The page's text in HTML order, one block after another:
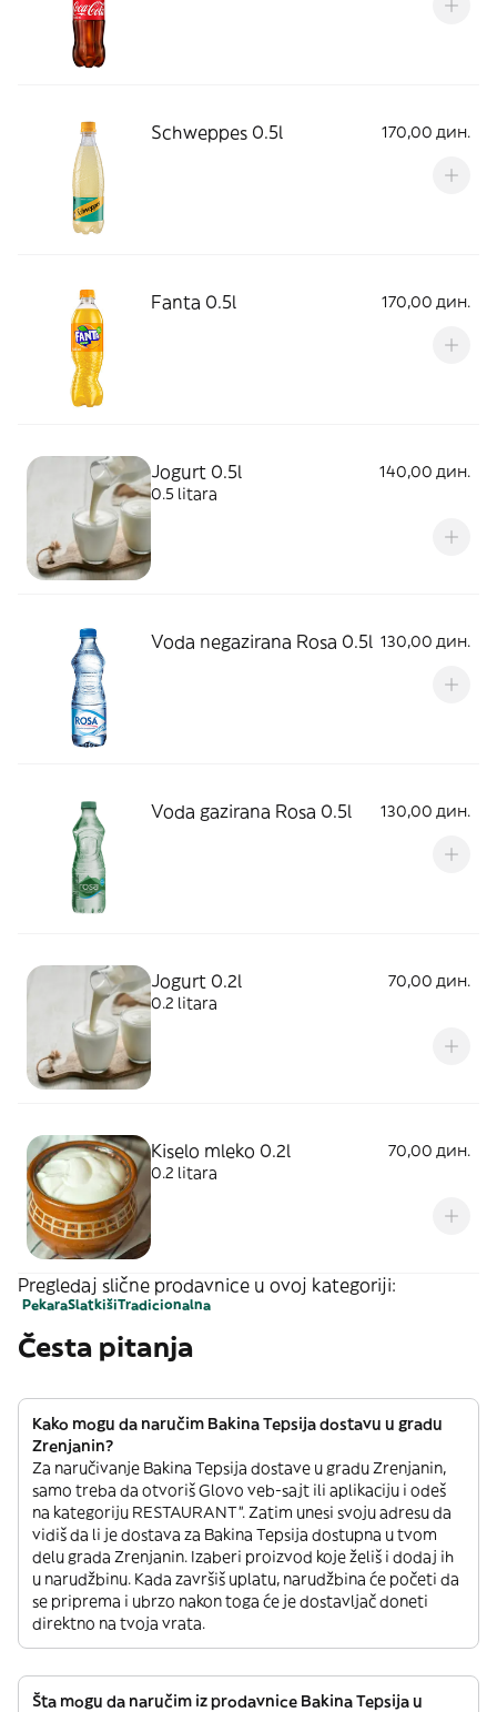
Schweppes 0.5l 170,00 дин.
Fanta 0.5l 170,00 дин.
Jogurt 0.5l
140,00 дин.
0.5 litara
Voda negazirana Rosa 0.5l 130,00 дин.
Voda gazirana Rosa 0.5l 130,00 дин.
Jogurt 0.2l
70,00 дин.
0.2 litara
Kiselo mleko 0.2l
70,00 дин.
0.2 litara
Pregledaj slične prodavnice u ovoj kategoriji:
PekaraSlatkišiTradicionalna
Česta pitanja
Kako mogu da naručim Bakina Tepsija dostavu u gradu
Zrenjanin?
Za naručivanje Bakina Tepsija dostave u gradu Zrenjanin,
samo treba da otvoriš Glovo veb-sajt ili aplikaciju i odeš
na kategoriju RESTAURANT”. Zatim unesi svoju adresu da
vidiš da li je dostava za Bakina Tepsija dostupna u tvom
delu grada Zrenjanin. Izaberi proizvod koje želiš i dodaj ih
u narudžbinu. Kada završiš uplatu, narudžbina će početi da
se priprema i ubrzo nakon toga će je dostavljač doneti
direktno na tvoja vrata.
Šta mogu da naručim iz prodavnice Bakina Tepsija u